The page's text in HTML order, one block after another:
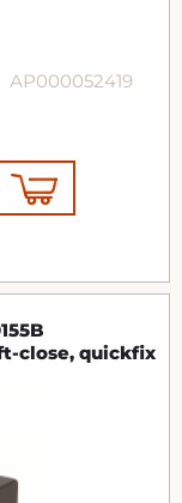
АР000052419
close, quickfix